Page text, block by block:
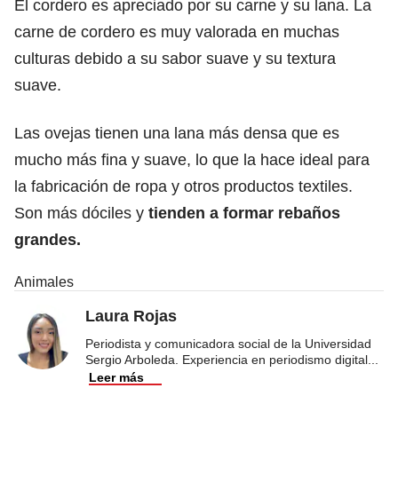
El cordero es apreciado por su carne y su lana. La
carne de cordero es muy valorada en muchas
culturas debido a su sabor suave y su textura
suave.
Las ovejas tienen una lana más densa que es
mucho más fina y suave, lo que la hace ideal para
la fabricación de ropa y otros productos textiles.
Son más dóciles y tienden a formar rebaños
grandes.
Animales
Laura Rojas
Periodista y comunicadora social de la Universidad
Sergio Arboleda. Experiencia en periodismo digital
Leer más